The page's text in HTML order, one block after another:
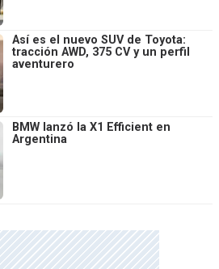
Así es el nuevo SUV de Toyota:
tracción AWD, 375 CV y un perfil
aventurero
BMW lanzó la X1 Efficient en
Argentina